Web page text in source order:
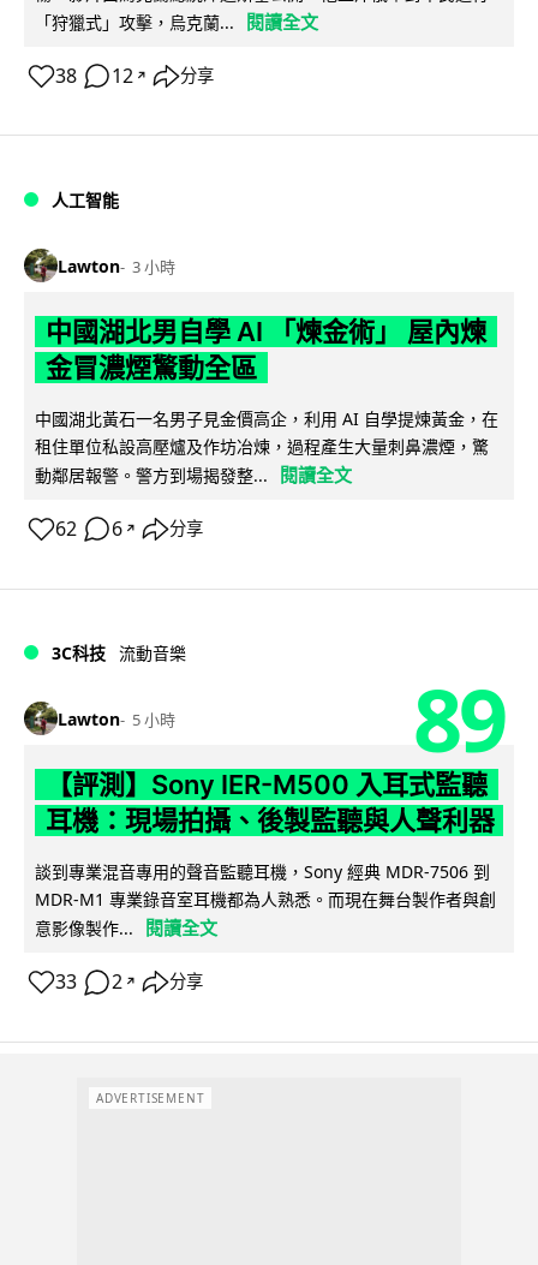
「狩獵式」攻擊，烏克蘭...
閱讀全文
38 12 ↗ 分享
人工智能
Lawton 3 小時
中國湖北男自學 AI 「煉金術」 屋內煉
金冒濃煙驚動全區
中國湖北黃石一名男子見金價高企，利用 AI 自學提煉黃金，在
租住單位私設高壓爐及作坊冶煉，過程產生大量刺鼻濃煙，驚
動鄰居報警。警方到場揭發整...
閱讀全文
62 6 ↗ 分享
3C科技 流動音樂
Lawton 5 小時 89
【評測】Sony IER-M500 入耳式監聽
耳機：現場拍攝、後製監聽與人聲利器
談到專業混音專用的聲音監聽耳機，Sony 經典 MDR-7506 到
MDR-M1 專業錄音室耳機都為人熟悉。而現在舞台製作者與創
意影像製作...
閱讀全文
33 2 ↗ 分享
ADVERTISEMENT